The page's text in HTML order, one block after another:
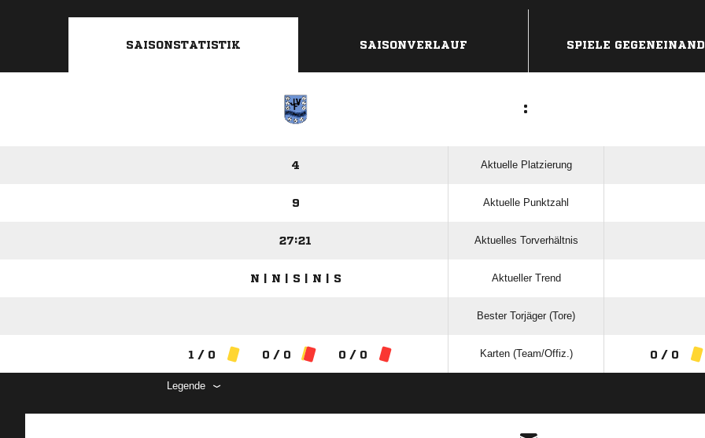
SAISONSTATISTIK SAISONVERLAUF SPIELE
:
4 Aktuelle Platzierung
9 Aktuelle Punktzahl
27:21 Aktuelles Torverhältnis
N | N | S | N | S Aktueller Trend
Bester Torjäger (Tore)
1 / 0 0 / 0 0 / 0 Karten (Team/Offiz.) 0 / 0
Legende